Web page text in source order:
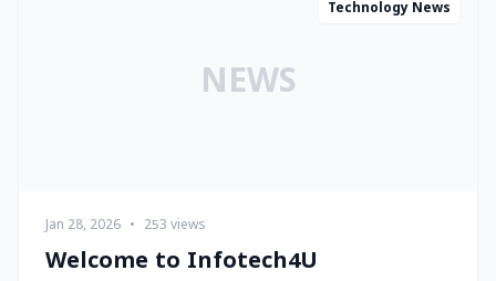
NEWS
Technology News
Jan 28, 2026 • 253 views
Welcome to Infotech4U